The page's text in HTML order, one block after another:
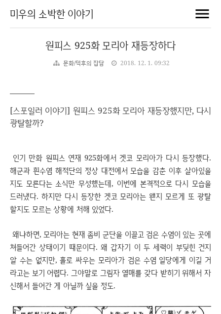
미우의 소박한 이야기
원피스 925화 모리아 재등장하다
문화/덕후의 잡담 2018. 12. 1. 09:32
[스포일러 이야기] 원피스 925화 모리아 재등장했지만, 다시
광탈할까?
인기 만화 원피스 연재 925화에서 겟코 모리아가 다시 등장했다.
해군과 흰수염 해적단의 정상 대전에서 모습을 감춘 이후 살아있을
지도 모른다는 소식만 무성했는데, 이번에 본격적으로 다시 모습을
드러냈다. 하지만 다시 등장한 겟코 모리아는 왠지 모르게 또 광탈
할지도 모르는 상황에 처해 있었다.
왜냐하면, 모리아는 현재 좀비 군단을 이끌고 검은 수염이 있는 곳에
쳐들어간 상태이기 때문이다. 왜 갑자기 이 두 세력이 부딪힌 건지
알 수는 없지만, 홀로 싸우는 모리아가 검은 수염 일당에게 이길 거
라고는 보기 어렵다. 그야말로 그림자 열매를 갖다 받히기 위해서 자
신해서 들어간 게 아닐까 싶을 정도.